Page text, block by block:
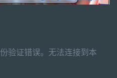
验证错误。无法连接到本